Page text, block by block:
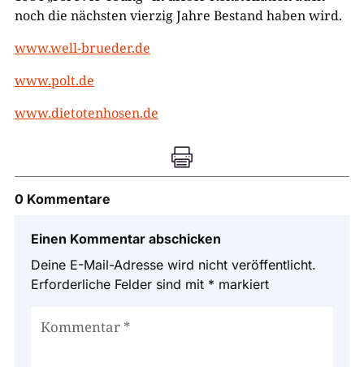
noch die nächsten vierzig Jahre Bestand haben wird.
www.well-brueder.de
www.polt.de
www.dietotenhosen.de

0 Kommentare
Einen Kommentar abschicken
Deine E-Mail-Adresse wird nicht veröffentlicht.
Erforderliche Felder sind mit * markiert